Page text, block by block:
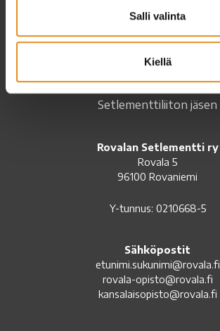
Salli valinta
Kiellä
Setlementtiliiton jäsen
Rovalan Setlementti ry
Rovala 5
96100 Rovaniemi
Y-tunnus: 0210668-5
Sähköpostit
etunimi.sukunimi@rovala.fi
rovala-opisto@rovala.fi
kansalaisopisto@rovala.fi